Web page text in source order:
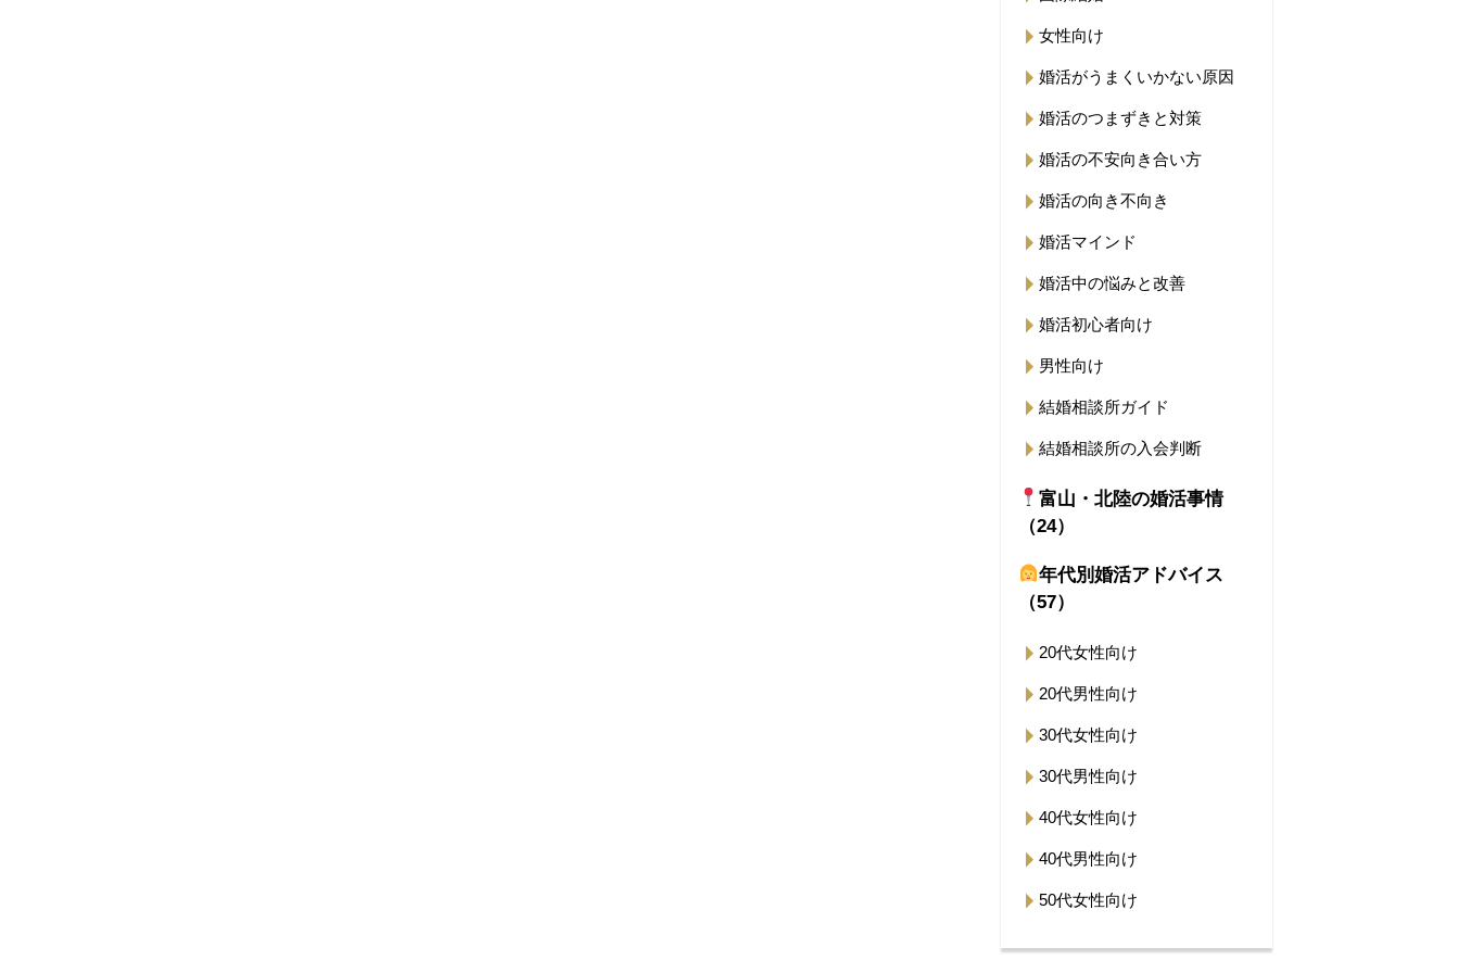
女性向け
婚活がうまくいかない原因
婚活のつまずきと対策
婚活の不安向き合い方
婚活の向き不向き
婚活マインド
婚活中の悩みと改善
婚活初心者向け
男性向け
結婚相談所ガイド
結婚相談所の入会判断
富山・北陸の婚活事情
（24）
年代別婚活アドバイス
（57）
20代女性向け
20代男性向け
30代女性向け
30代男性向け
40代女性向け
40代男性向け
50代女性向け